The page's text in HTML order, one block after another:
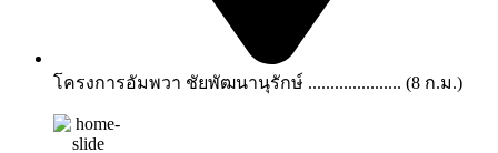
โครงการอัมพวา ชัยพัฒนานุรักษ์ ..................... (8 ก.ม.)